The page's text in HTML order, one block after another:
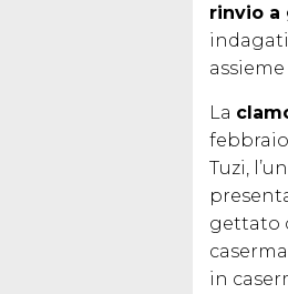
rinvio a
La
Tuzi,
gettato
in